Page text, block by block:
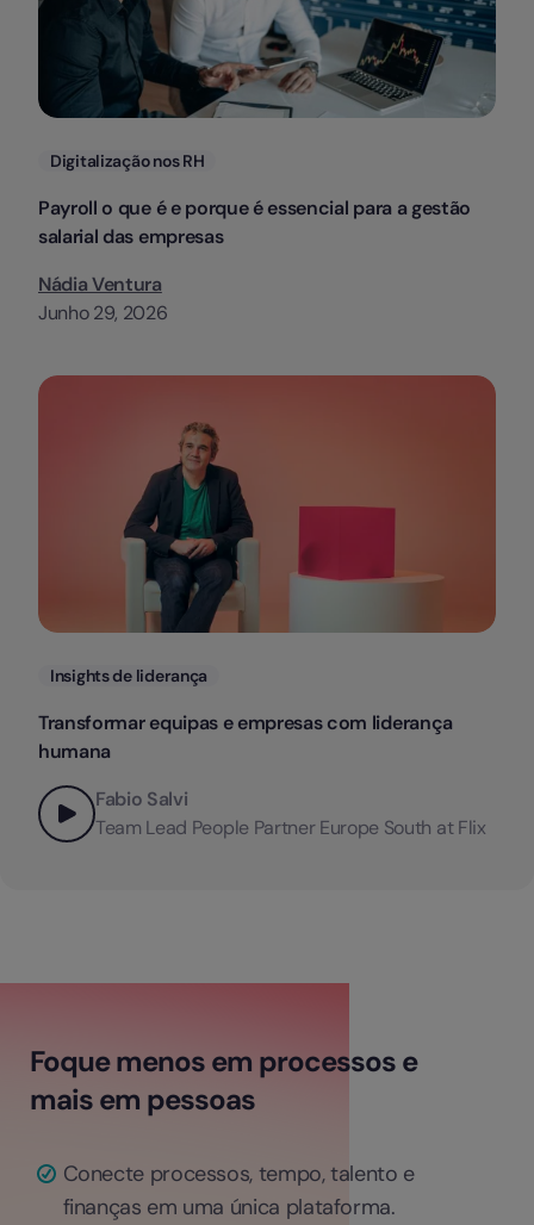
Categorias
Digitalização nos RH
Payroll o que é e porque é essencial para a gestão
salarial das empresas
Nádia Ventura
Junho 29, 2026
Categorias
Insights de liderança
Transformar equipas e empresas com liderança
humana
Fabio Salvi
Team Lead People Partner Europe South at Flix
Foque menos em processos e
mais em pessoas
Conecte processos, tempo, talento e
finanças em uma única plataforma.